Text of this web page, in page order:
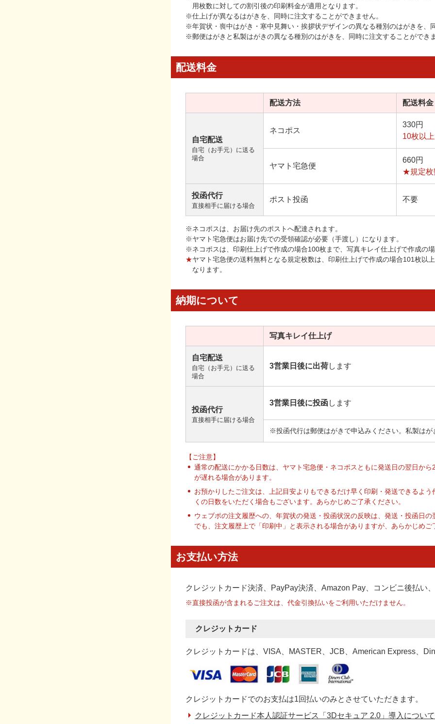
用枚数に対しての割引後の印刷料金が適用となります。
※仕上げが異なるはがきを、同時に注文することができません。
※年賀状・喪中はがき・寒中見舞い・挨拶状デザインの異なる種別のはがきを、
※郵便はがきと私製はがきの異なる種別のはがきを、同時に注文することができ
配送料金
配送方法 配送料金
自宅配送
自宅（お手元）に送る
場合
ネコポス
330円
10枚以
ヤマト宅急便
660円
★規定枚
投函代行
直接相手に届ける場合
ポスト投函 不要
※ネコポスは、お届け先のポストへ配達されます。
※ヤマト宅急便はお届け先での受領確認が必要（手渡し）になります。
※ネコポスは、印刷仕上げで作成の場合100枚まで、写真キレイ仕上げで作成の
★ヤマト宅急便の送料無料となる規定枚数は、印刷仕上げで作成の場合101枚以
なります。
納期について
写真キレイ仕上げ
自宅配送
自宅（お手元）に送る
場合
3営業日後に出荷します
投函代行
直接相手に届ける場合
3営業日後に投函します
※投函代行は郵便はがきで申込みください。私製は
【ご注意】
通常の配送にかかる日数は、ヤマト宅急便・ネコポスともに発送日の翌日か
が遅れる場合があります。
お預かりしたご注文は、上記目安よりもできるだけ早く印刷・発送できるよ
くの日数をいただく場合もございます。あらかじめご了承ください。
ウェブポの注文履歴への、年賀状の発送・投函状況の反映は、発送・投函日
でも、注文履歴上で「印刷中」と表示される場合がありますが、あらかじめご
お支払い方法
クレジットカード決済、PayPay決済 、Amazon Pay、コンビニ後払い
※直接投函が含まれるご注文は、代金引換払いをご利用いただけません。
クレジットカード
クレジットカードは、VISA、MASTER、JCB、American Express、
クレジットカードでのお支払は1回払いのみとさせていただきます。
クレジットカード本人認証サービス「3Dセキュア 2.0」導入について